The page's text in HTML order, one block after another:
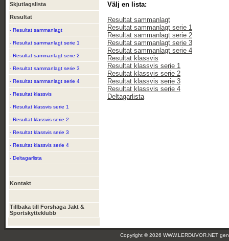
Skjutlagslista
Resultat
- Resultat sammanlagt
- Resultat sammanlagt serie 1
- Resultat sammanlagt serie 2
- Resultat sammanlagt serie 3
- Resultat sammanlagt serie 4
- Resultat klassvis
- Resultat klassvis serie 1
- Resultat klassvis serie 2
- Resultat klassvis serie 3
- Resultat klassvis serie 4
- Deltagarlista
Kontakt
Tillbaka till Forshaga Jakt &
Sportskytteklubb
Välj en lista:
Resultat sammanlagt
Resultat sammanlagt serie 1
Resultat sammanlagt serie 2
Resultat sammanlagt serie 3
Resultat sammanlagt serie 4
Resultat klassvis
Resultat klassvis serie 1
Resultat klassvis serie 2
Resultat klassvis serie 3
Resultat klassvis serie 4
Deltagarlista
Copyright © 2026 WWW.LERDUVOR.NET